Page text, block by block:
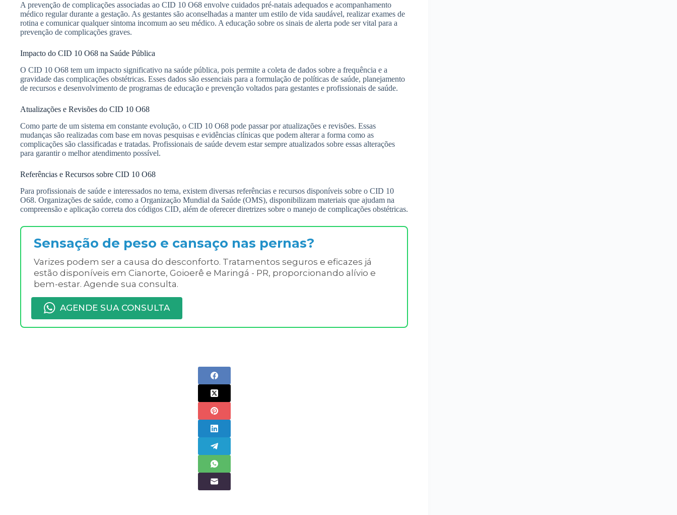
A prevenção de complicações associadas ao CID 10 O68 envolve cuidados pré-natais adequados e acompanhamento
médico regular durante a gestação. As gestantes são aconselhadas a manter um estilo de vida saudável, realizar exames de
rotina e comunicar qualquer sintoma incomum ao seu médico. A educação sobre os sinais de alerta pode ser vital para a
prevenção de complicações graves.
Impacto do CID 10 O68 na Saúde Pública
O CID 10 O68 tem um impacto significativo na saúde pública, pois permite a coleta de dados sobre a frequência e a
gravidade das complicações obstétricas. Esses dados são essenciais para a formulação de políticas de saúde, planejamento
de recursos e desenvolvimento de programas de educação e prevenção voltados para gestantes e profissionais de saúde.
Atualizações e Revisões do CID 10 O68
Como parte de um sistema em constante evolução, o CID 10 O68 pode passar por atualizações e revisões. Essas
mudanças são realizadas com base em novas pesquisas e evidências clínicas que podem alterar a forma como as
complicações são classificadas e tratadas. Profissionais de saúde devem estar sempre atualizados sobre essas alterações
para garantir o melhor atendimento possível.
Referências e Recursos sobre CID 10 O68
Para profissionais de saúde e interessados no tema, existem diversas referências e recursos disponíveis sobre o CID 10
O68. Organizações de saúde, como a Organização Mundial da Saúde (OMS), disponibilizam materiais que ajudam na
compreensão e aplicação correta dos códigos CID, além de oferecer diretrizes sobre o manejo de complicações obstétricas.
Sensação de peso e cansaço nas pernas?
Varizes podem ser a causa do desconforto. Tratamentos seguros e eficazes já
estão disponíveis em Cianorte, Goioerê e Maringá - PR, proporcionando alívio e
bem-estar. Agende sua consulta.
AGENDE SUA CONSULTA